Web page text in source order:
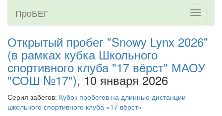
Toggle
ПроБЕГ
Открытый пробег "Snowy Lynx 2026"
(в рамках кубка Школьного
спортивного клуба "17 вёрст" МАОУ
"СОШ №17"), 10 января 2026
Серия забегов: Кубок пробегов на длинные дистанции
школьного спортивного клуба «17 вёрст»